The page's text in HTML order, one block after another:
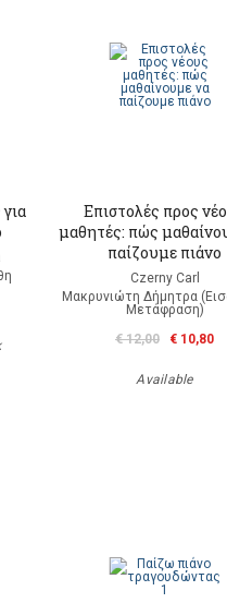
Επιστολές προς
μαθητές: πώς
παίζουμε πιάνο
Czerny Carl
Μακρυνιώτη Δήμητρα
Μετάφραση)
€ 12,00
€ 10,80
Available